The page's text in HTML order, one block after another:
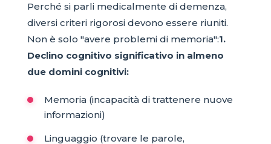
Perché si parli medicalmente di demenza,
diversi criteri rigorosi devono essere riuniti.
Non è solo "avere problemi di memoria":1.
Declino cognitivo significativo in almeno
due domini cognitivi:
Memoria (incapacità di trattenere nuove
informazioni)
Linguaggio (trovare le parole,